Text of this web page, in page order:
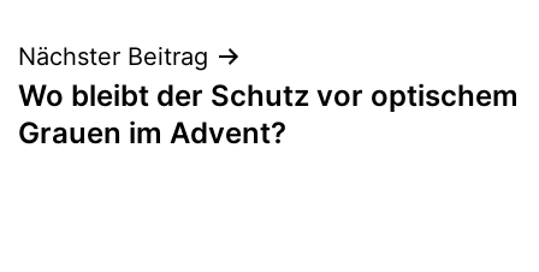
Nächster Beitrag
Wo bleibt der Schutz vor optischem
Grauen im Advent?